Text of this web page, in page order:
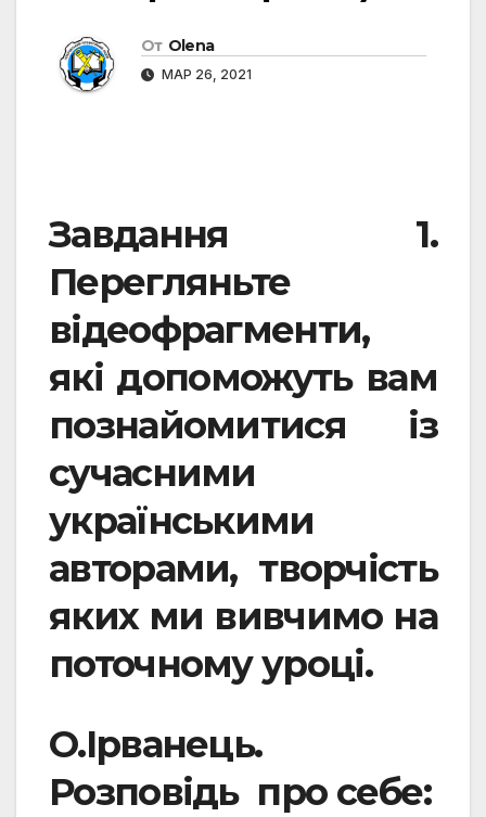
От Olena
МАР 26, 2021
Завдання 1.
Перегляньте
відеофрагменти,
які допоможуть вам
познайомитися із
сучасними
українськими
авторами, творчість
яких ми вивчимо на
поточному уроці.
О.Ірванець.
Розповідь про себе: